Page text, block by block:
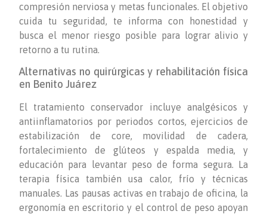
compresión nerviosa y metas funcionales. El objetivo
cuida tu seguridad, te informa con honestidad y
busca el menor riesgo posible para lograr alivio y
retorno a tu rutina.
Alternativas no quirúrgicas y rehabilitación física
en Benito Juárez
El tratamiento conservador incluye analgésicos y
antiinflamatorios por periodos cortos, ejercicios de
estabilización de core, movilidad de cadera,
fortalecimiento de glúteos y espalda media, y
educación para levantar peso de forma segura. La
terapia física también usa calor, frío y técnicas
manuales. Las pausas activas en trabajo de oficina, la
ergonomía en escritorio y el control de peso apoyan